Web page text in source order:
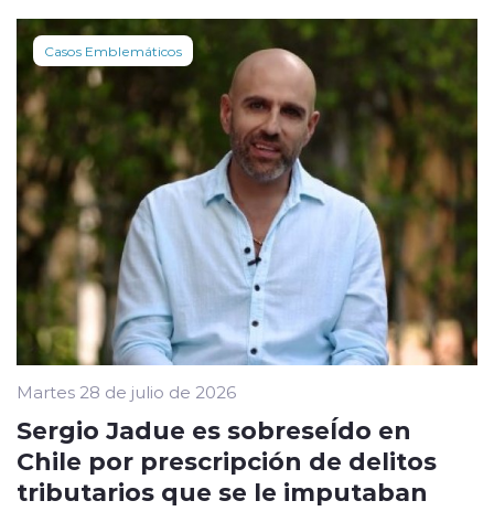
Casos Emblemáticos
Martes 28 de julio de 2026
Sergio Jadue es sobreseÍdo en
Chile por prescripción de delitos
tributarios que se le imputaban